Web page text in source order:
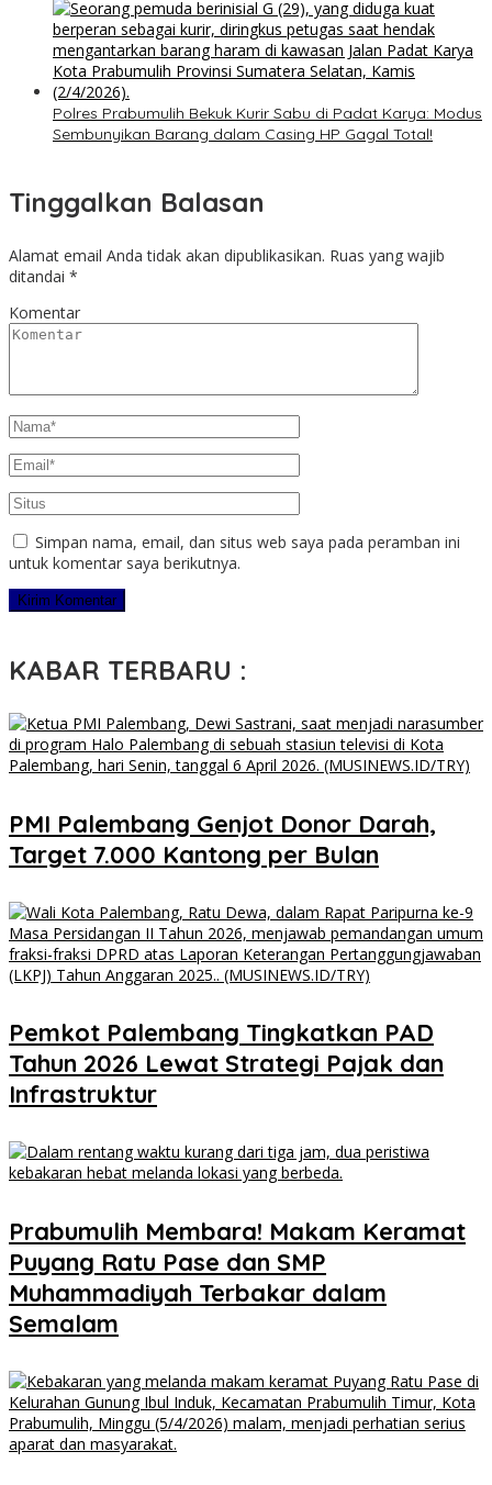
Polres Prabumulih Bekuk Kurir Sabu di Padat Karya: Modus
Sembunyikan Barang dalam Casing HP Gagal Total!
Tinggalkan Balasan
Alamat email Anda tidak akan dipublikasikan. Ruas yang wajib
ditandai *
Komentar
Simpan nama, email, dan situs web saya pada peramban ini
untuk komentar saya berikutnya.
KABAR TERBARU :
PMI Palembang Genjot Donor Darah,
Target 7.000 Kantong per Bulan
Pemkot Palembang Tingkatkan PAD
Tahun 2026 Lewat Strategi Pajak dan
Infrastruktur
Prabumulih Membara! Makam Keramat
Puyang Ratu Pase dan SMP
Muhammadiyah Terbakar dalam
Semalam